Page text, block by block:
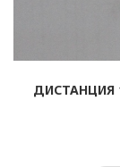
ДИСТАНЦИЯ